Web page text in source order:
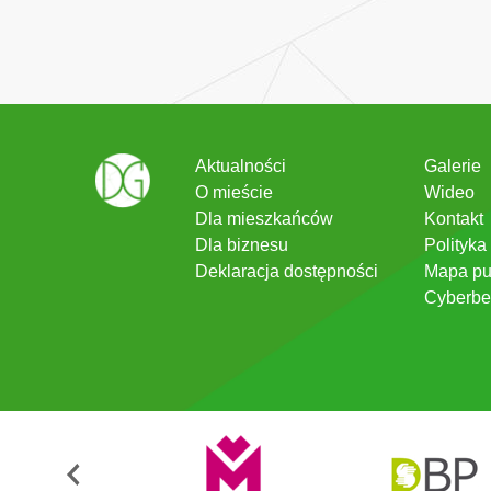
Aktualności
O mieście
Dla mieszkańców
Dla biznesu
Deklaracja dostępności
Galerie
Wideo
Kontakt
Mapa